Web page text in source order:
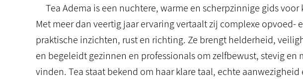
Tea Adema is een nuchtere, warme en scherpzinnige gids
Met meer dan veertig jaar ervaring vertaalt zij complexe opvoed-
praktische inzichten, rust en richting. Ze brengt helderheid,
en begeleidt gezinnen en professionals om zelfbewust, stevig en
vinden. Tea staat bekend om haar klare taal, echte